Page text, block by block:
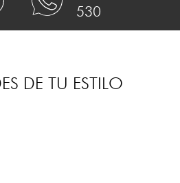
530
DE TU ESTILO